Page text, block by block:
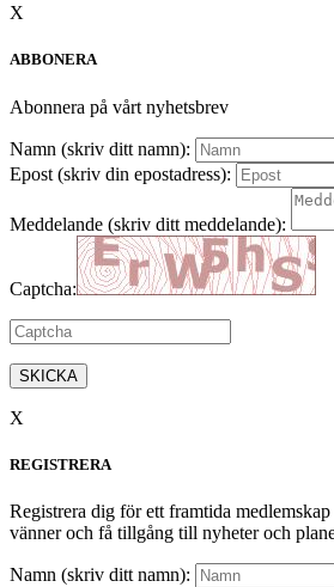
X
ABBONERA
Abonnera på vårt nyhetsbrev
Namn (skriv ditt namn):
Epost (skriv din epostadress):
Meddelande (skriv ditt meddelande):
Captcha:
SKICKA
X
REGISTRERA
Registrera dig för ett framtida
vänner och få tillgång till nyheter och
Namn (skriv ditt namn):